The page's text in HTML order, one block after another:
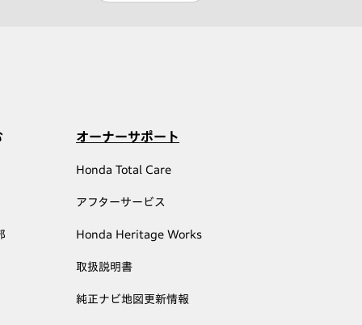
オーナーサポート
Honda Total Care
アフターサービス
Honda Heritage Works
取扱説明書
純正ナビ地図更新情報